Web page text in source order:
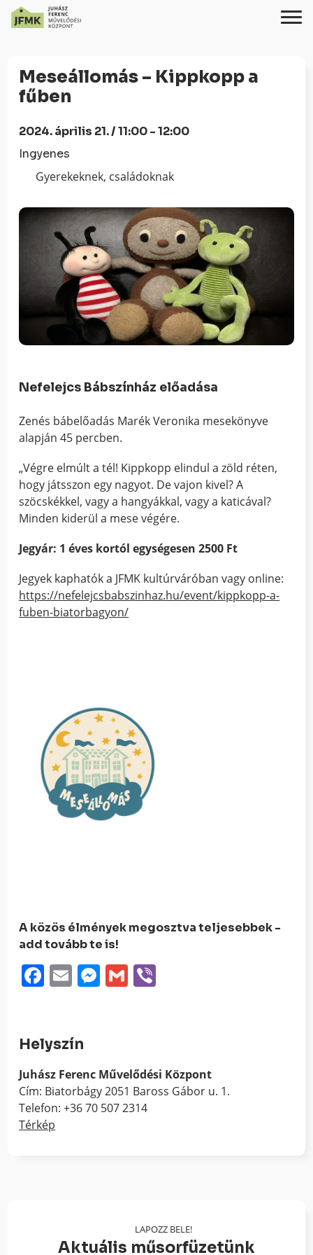
Content
navigációhoz
Meseállomás – Kippkopp a
fűben
2024. április 21. / 11:00 - 12:00
Ingyenes
Gyerekeknek, családoknak
Nefelejcs Bábszínház előadása
Zenés bábelőadás Marék Veronika mesekönyve
alapján 45 percben.
„Végre elmúlt a tél! Kippkopp elindul a zöld réten,
hogy játsszon egy nagyot. De vajon kivel? A
szöcskékkel, vagy a hangyákkal, vagy a katicával?
Minden kiderül a mese végére.
Jegyár: 1 éves kortól egységesen 2500 Ft
Jegyek kaphatók a JFMK kultúrváróban vagy online:
https://nefelejcsbabszinhaz.hu/event/kippkopp-a-
fuben-biatorbagyon/
A közös élmények megosztva teljesebbek -
add tovább te is!
Facebook
EmailMessenger
Gmail
Helyszín
Juhász Ferenc Művelődési Központ
Cím: Biatorbágy 2051 Baross Gábor u. 1.
Telefon: +36 70 507 2314
Térkép
LAPOZZ BELE!
Aktuális műsorfüzetünk